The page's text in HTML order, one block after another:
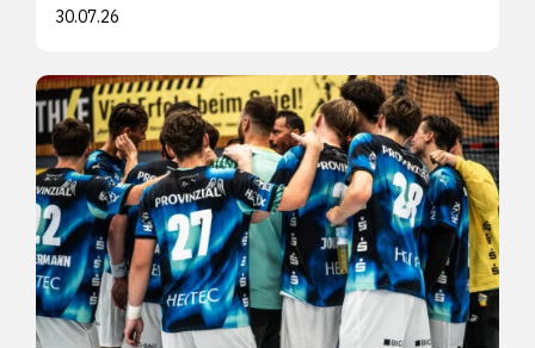
30.07.26